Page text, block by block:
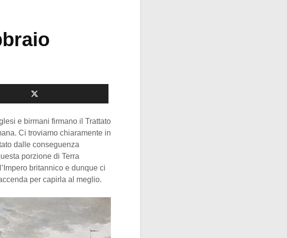
e birmani firmano il Trattato
Ci troviamo chiaramente in
dalle conseguenza
porzione di Terra
britannico e dunque ci
per capirla al meglio.